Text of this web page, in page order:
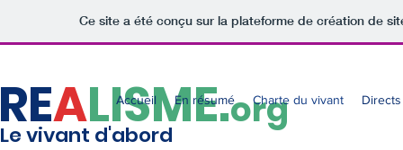
Ce site a été conçu sur la plateforme de création de
ALISME.org
Le vivant d'abord
Accueil En résumé Charte du vivant